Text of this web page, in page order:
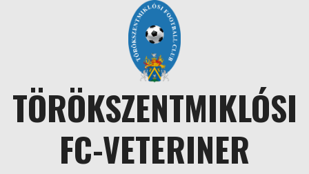
TÖRÖKSZENTMIKLÓSI
FC-VETERINER